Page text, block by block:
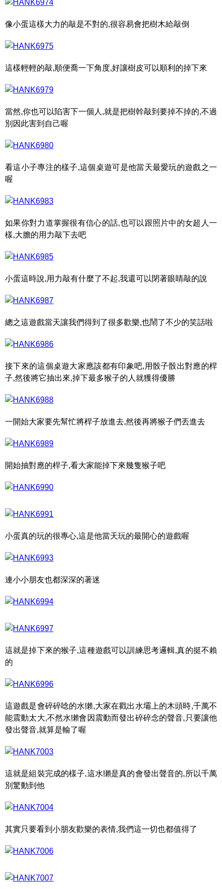
像小蛋這樣大力的敲是不對的,很容易會把樹木給敲倒
這樣輕輕的敲,順便喬一下角度,好讓樹皮可以順利的掉下來
當然,你也可以陷害下一個人,就是把樹幹敲到要掉不掉的,不過
別因此害到自己喔
看這小子專注的樣子,這個桌遊可是他當天最愛玩的遊戲之一
喔
如果你對力道掌握很有信心的話,也可以跟照片中的女超人一
樣,大膽的用力敲下去吧
小蛋這時說,用力敲有什麼了不起,我還可以閉著眼睛敲的說
總之這遊戲當天讓我們得到了很多歡樂,也鬧了不少的笑話啦
接下來的這個桌遊大家應該都有印象吧,用骰子骰出對應的桿
子,然後將它抽出來,掉下最多猴子的人就獲得優勝
一開始大家要先幫忙將桿子放進去,然後再將猴子們丟進去
開始抽對應的桿子,看大家能掉下來幾隻猴子吧
小蛋真的玩的很專心,這是他當天玩的最開心的遊戲喔
連小小朋友也都深深的著迷
這就是掉下來的猴子,這種遊戲可以訓練思考邏輯,真的挺不賴
的
這遊戲是會碎碎唸的水獺,大家在戳出水壩上的木頭時,千萬不
能震動太大,不然水獺會因震動而發出碎碎念的聲音,只要讓他
發出聲音,就算是輸了喔
這就是組裝完成的樣子,這水獺是真的會發出聲音的,所以千萬
別驚動到他
其實只要看到小朋友歡樂的表情,我們這一切也都值得了